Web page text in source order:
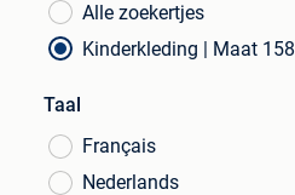
Alle zoekertjes
Kinderkleding | Maat 158
Taal
Français
Nederlands